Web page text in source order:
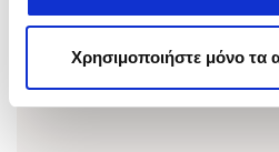
Χρησιμοποιήστε μόνο τα
Όνομα(*)